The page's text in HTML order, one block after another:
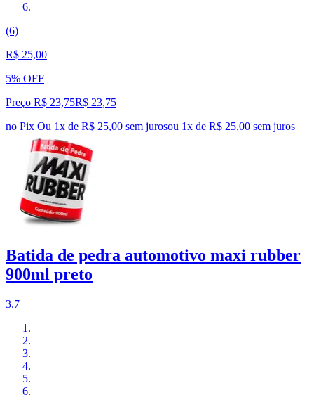
(6)
R$ 25,00
5% OFF
Preço R$ 23,75R$ 23,75
no Pix Ou 1x de R$ 25,00 sem jurosou 1x de R$ 25,00 sem juros
Batida de pedra automotivo maxi rubber
900ml preto
3.7